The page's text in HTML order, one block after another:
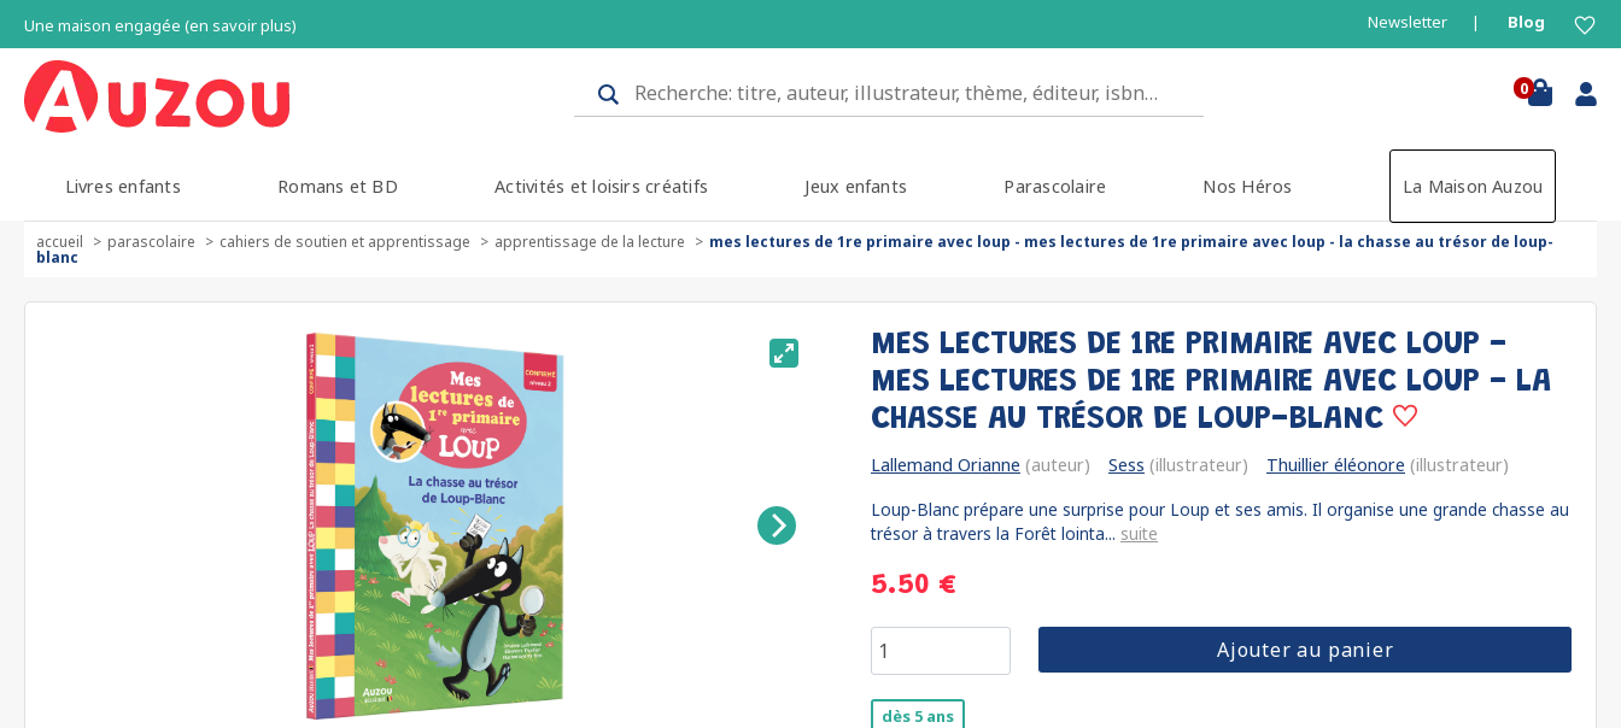
Une maison engagée (en savoir plus) Newsletter Blog
0
Livres enfants Romans et BD Activités et loisirs créatifs Jeux enfants Parascolaire Nos Héros La Maison Auzou
accueil parascolaire cahiers de soutien et apprentissage apprentissage de la lecture mes lectures de 1re primaire avec loup - mes lectures de 1re primaire avec loup - la chasse au trésor de loup-
blanc
MES LECTURES DE 1RE PRIMAIRE AVEC LOUP -
MES LECTURES DE 1RE PRIMAIRE AVEC LOUP - LA
CHASSE AU TRÉSOR DE LOUP-BLANC
Lallemand Orianne (auteur) Sess (illustrateur) Thuillier éléonore (illustrateur)
Loup-Blanc prépare une surprise pour Loup et ses amis. Il organise une grande chasse au
trésor à travers la Forêt lointa... suite
5.50 €
Ajouter au panier
dès 5 ans